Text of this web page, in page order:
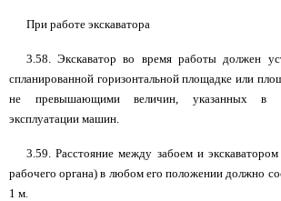
При работе экскаватора
3.58. Экскаватор во время работы должен
спланированной горизонтальной площадке или
не превышающими величин, указанных в
эксплуатации машин.
3.59. Расстояние между забоем и
рабочего органа) в любом его положении должно
1 м.